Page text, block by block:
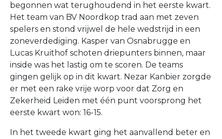
begonnen wat terughoudend in het eerste kwart.
Het team van BV Noordkop trad aan met zeven
spelers en stond vrijwel de hele wedstrijd in een
zoneverdediging. Kasper van Osnabrugge en
Lucas Kruithof schoten driepunters binnen, maar
inside was het lastig om te scoren. De teams
gingen gelijk op in dit kwart. Nezar Kanbier zorgde
er met een rake vrije worp voor dat Zorg en
Zekerheid Leiden met één punt voorsprong het
eerste kwart won: 16-15.
In het tweede kwart ging het aanvallend beter en